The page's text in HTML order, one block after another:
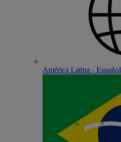
América Latina - Español